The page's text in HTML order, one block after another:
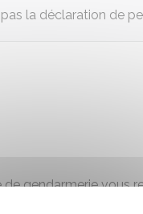
la déclaration de
gendarmerie vous